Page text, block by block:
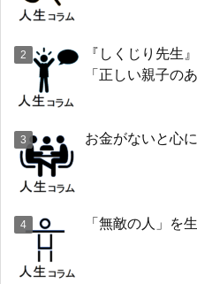
『しくじり先生
「正しい親子の
お金がないと心
「無敵の人」を